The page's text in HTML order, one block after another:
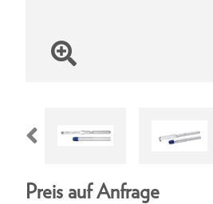
Preis auf Anfrage